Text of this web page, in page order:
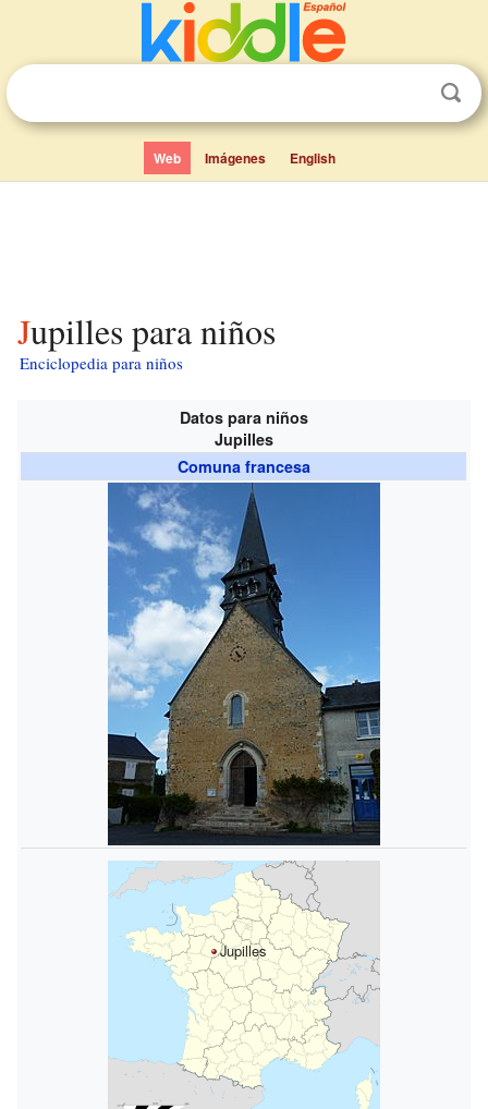
Web Imágenes English
Jupilles para niños
Enciclopedia para niños
Datos para niños
Jupilles
Comuna francesa
Jupilles